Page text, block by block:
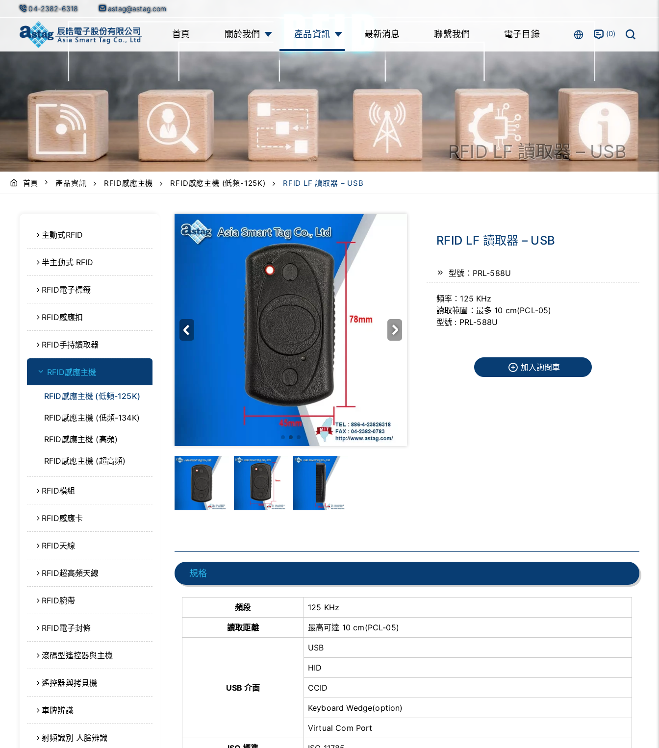
04-2382-6318 astag@astag.com
首頁 關於我們 產品資訊 最新消息 聯繫我們 電子目錄 0
RFID LF 讀取器 – USB
首頁 產品資訊 RFID感應主機 RFID感應主機 (低頻-125K) RFID LF 讀取器 – USB
主動式RFID
半主動式 RFID
RFID電子標籤
RFID感應扣
RFID手持讀取器
RFID感應主機
RFID感應主機 (低頻-125K)
RFID感應主機 (低頻-134K)
RFID感應主機 (高頻)
RFID感應主機 (超高頻)
RFID模組
RFID感應卡
RFID天線
RFID超高頻天線
RFID腕帶
RFID電子封條
滾碼型遙控器與主機
遙控器與拷貝機
車牌辨識
射頻識別 人臉辨識
RFID LF 讀取器 – USB
型號：PRL-588U
頻率：125 KHz
讀取範圍：最多 10 cm(PCL-05)
型號 : PRL-588U
加入詢問車
規格
頻段 125 KHz
讀取距離 最高可達 10 cm(PCL-05)
USB 介面
USB
HID
CCID
Keyboard Wedge(option)
Virtual Com Port